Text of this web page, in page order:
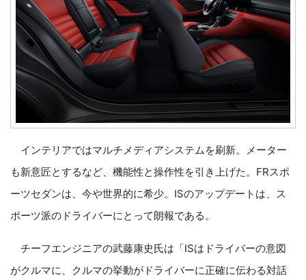
インテリアではマルチメディアシステムを刷新。メーター
も新意匠とするなど、機能性と操作性を引き上げた。FRスポ
ーツセダンは、今や世界的に希少。ISのアップデートは、ス
ポーツ派のドライバーにとって朗報である。
チーフエンジニアの武藤康史氏は「ISはドライバーの意図
がクルマに、クルマの挙動がドライバーに正確に伝わる対話